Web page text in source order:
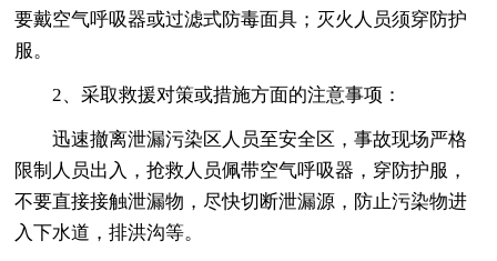
要戴空气呼吸器或过滤式防毒面具；灭火人员须穿防护
服。
2、采取救援对策或措施方面的注意事项：
迅速撤离泄漏污染区人员至安全区，事故现场严格
限制人员出入，抢救人员佩带空气呼吸器，穿防护服，
不要直接接触泄漏物，尽快切断泄漏源，防止污染物进
入下水道，排洪沟等。